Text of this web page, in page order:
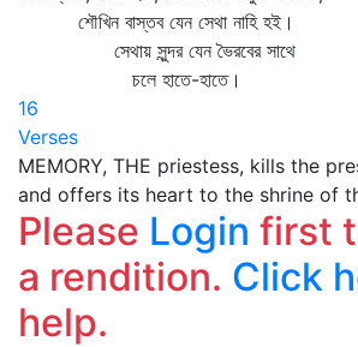
শৌখিন বাস্তব যেন সেথা নাহি হই।
সেথায় সুন্দর যেন ভৈরবের সাথে
চলে হাতে-হাতে।
16
Verses
MEMORY, THE priestess, kills the
and offers its heart to the shrine of
Please Login first
a rendition. Click
help.